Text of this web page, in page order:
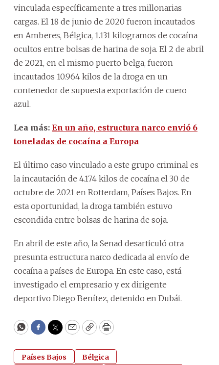
vinculada específicamente a tres millonarias
cargas. El 18 de junio de 2020 fueron incautados
en Amberes, Bélgica, 1.131 kilogramos de cocaína
ocultos entre bolsas de harina de soja. El 2 de abril
de 2021, en el mismo puerto belga, fueron
incautados 10.964 kilos de la droga en un
contenedor de supuesta exportación de cuero
azul.
Lea más: En un año, estructura narco envió 6
toneladas de cocaína a Europa
El último caso vinculado a este grupo criminal es
la incautación de 4.174 kilos de cocaína el 30 de
octubre de 2021 en Rotterdam, Países Bajos. En
esta oportunidad, la droga también estuvo
escondida entre bolsas de harina de soja.
En abril de este año, la Senad desarticuló otra
presunta estructura narco dedicada al envío de
cocaína a países de Europa. En este caso, está
investigado el empresario y ex dirigente
deportivo Diego Benítez, detenido en Dubái.
WhatsApp
Facebook
Twitter
EmailCopyPrint
Países Bajos
Bélgica